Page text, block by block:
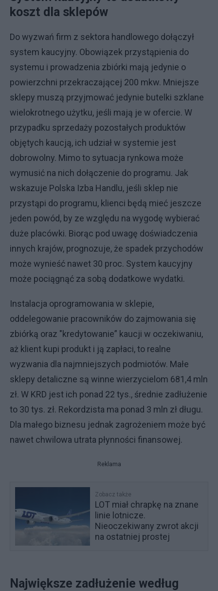
koszt dla sklepów
Do wyzwań firm z sektora handlowego dołączył
system kaucyjny. Obowiązek przystąpienia do
systemu i prowadzenia zbiórki mają jedynie o
powierzchni przekraczającej 200 mkw. Mniejsze
sklepy muszą przyjmować jedynie butelki szklane
wielokrotnego użytku, jeśli mają je w ofercie. W
przypadku sprzedaży pozostałych produktów
objętych kaucją, ich udział w systemie jest
dobrowolny. Mimo to sytuacja rynkowa może
wymusić na nich dołączenie do programu. Jak
wskazuje Polska Izba Handlu, jeśli sklep nie
przystąpi do programu, klienci będą mieć jeszcze
jeden powód, by ze względu na wygodę wybierać
duże placówki. Biorąc pod uwagę doświadczenia
innych krajów, prognozuje, że spadek przychodów
może wynieść nawet 30 proc. System kaucyjny
może pociągnąć za sobą dodatkowe wydatki.
Instalacja oprogramowania w sklepie,
oddelegowanie pracowników do zajmowania się
zbiórką oraz "kredytowanie” kaucji w oczekiwaniu,
aż klient kupi produkt i ją zapłaci, to realne
wyzwania dla najmniejszych podmiotów. Małe
sklepy detaliczne są winne wierzycielom 681,4 mln
zł. W KRD jest ich ponad 22 tys., średnie zadłużenie
to 30 tys. zł. Rekordzista ma ponad 3 mln zł długu.
Dla małego biznesu jednak zagrożeniem może być
nawet chwilowa utrata płynności finansowej.
Reklama
Zobacz także
LOT miał chrapkę na znane
linie lotnicze.
Nieoczekiwany zwrot akcji
na ostatniej prostej
Największe zadłużenie według